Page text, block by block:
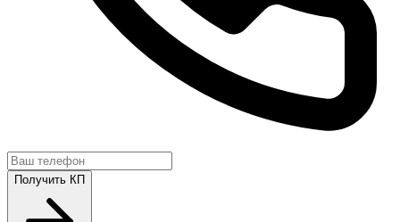
Получить КП